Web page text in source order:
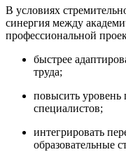
В условиях
синергия между
профессиональной
быстрее
труда;
повысить уровень
специалистов;
интегрировать
образовательные